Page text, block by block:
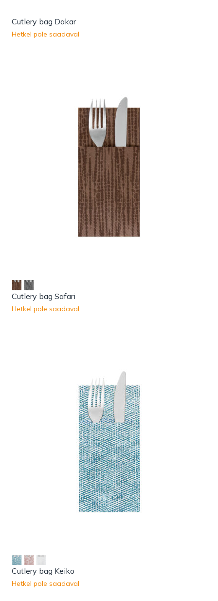
Cutlery bag Dakar
Hetkel pole saadaval
Cutlery bag Safari
Hetkel pole saadaval
Cutlery bag Keiko
Hetkel pole saadaval